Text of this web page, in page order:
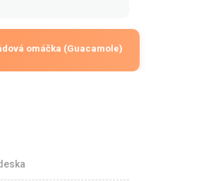
omáčka (Guacamole)